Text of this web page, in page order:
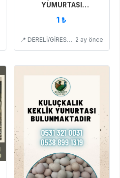
YUMURTASI
1 ₺
📍 DERELİ/GİRESUN 2 ay önce